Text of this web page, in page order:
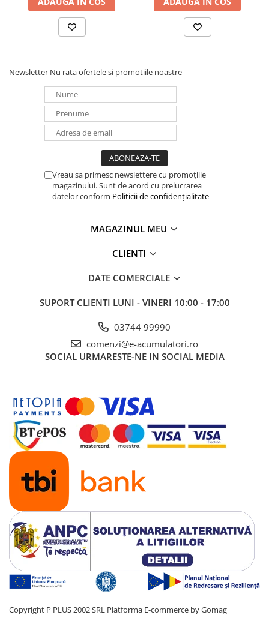
Newsletter Nu rata ofertele si promotiile noastre
Vreau sa primesc newslettere cu promoțiile
magazinului. Sunt de acord cu prelucrarea
datelor conform Politicii de confidențialitate
MAGAZINUL MEU
CLIENTI
DATE COMERCIALE
SUPORT CLIENTI LUNI - VINERI 10:00 - 17:00
03744 99990
comenzi@e-acumulatori.ro
SOCIAL URMARESTE-NE IN SOCIAL MEDIA
Copyright P PLUS 2002 SRL Platforma E-commerce by Gomag